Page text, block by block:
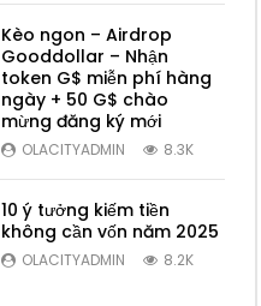
Kèo ngon – Airdrop
Gooddollar – Nhận
token G$ miễn phí hàng
ngày + 50 G$ chào
mừng đăng ký mới
OLACITYADMIN 8.3K
10 ý tưởng kiếm tiền
không cần vốn năm 2025
OLACITYADMIN 8.2K